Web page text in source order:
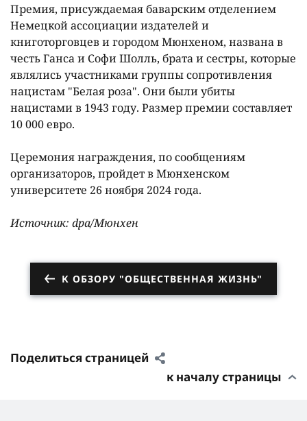
Премия, присуждаемая баварским отделением
Немецкой ассоциации издателей и
книготорговцев и городом Мюнхеном, названа в
честь Ганса и Софи Шолль, брата и сестры, которые
являлись участниками группы сопротивления
нацистам "Белая роза". Они были убиты
нацистами в 1943 году. Размер премии составляет
10 000 евро.
Церемония награждения, по сообщениям
организаторов, пройдет в Мюнхенском
университете 26 ноября 2024 года.
Источник: dpa/Мюнхен
К ОБЗОРУ "ОБЩЕСТВЕННАЯ ЖИЗНЬ"
Поделиться страницей
к началу страницы